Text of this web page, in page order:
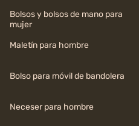
Bolsos y bolsos de mano para
mujer
Maletín para hombre
Bolso para móvil de bandolera
Neceser para hombre